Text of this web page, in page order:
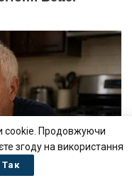
cookie. Продовжуючи
згоду на використання
Так